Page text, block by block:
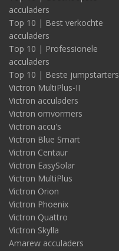
acculaders
Top 10 | Best verkochte
acculaders
Top 10 | Professionele
acculaders
Top 10 | Beste jumpstarters
Victron MultiPlus-II
Victron acculaders
Victron omvormers
Victron accu's
Victron Blue Smart
Victron Centaur
Victron EasySolar
Victron MultiPlus
Victron Orion
Victron Phoenix
Victron Quattro
Victron Skylla
Amarew acculaders